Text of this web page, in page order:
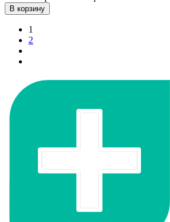
В корзину
1
2